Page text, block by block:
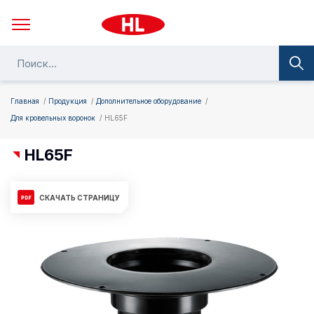
Главная Продукция
Дополнительное оборудование
Для кровельных воронок
HL65F
HL65F
СКАЧАТЬ СТРАНИЦУ